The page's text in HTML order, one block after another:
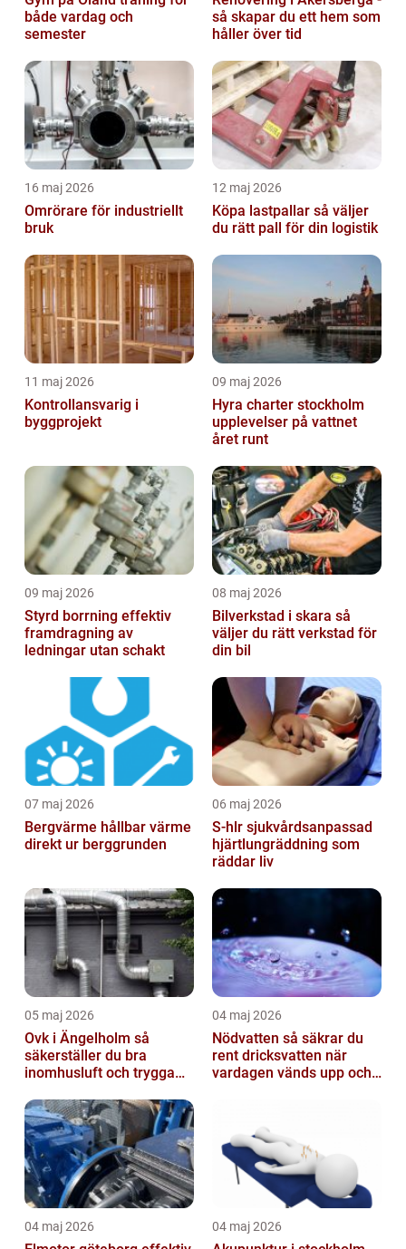
både vardag och
semester
så skapar du ett hem som
håller över tid
16 maj 2026
Omrörare för industriellt
bruk
12 maj 2026
Köpa lastpallar så väljer
du rätt pall för din logistik
11 maj 2026
Kontrollansvarig i
byggprojekt
09 maj 2026
Hyra charter stockholm
upplevelser på vattnet
året runt
09 maj 2026
Styrd borrning effektiv
framdragning av
ledningar utan schakt
08 maj 2026
Bilverkstad i skara så
väljer du rätt verkstad för
din bil
07 maj 2026
Bergvärme hållbar värme
direkt ur berggrunden
06 maj 2026
S-hlr sjukvårdsanpassad
hjärtlungräddning som
räddar liv
05 maj 2026
Ovk i Ängelholm så
säkerställer du bra
inomhusluft och trygga
04 maj 2026
Nödvatten så säkrar du
rent dricksvatten när
vardagen vänds upp och
04 maj 2026 04 maj 2026